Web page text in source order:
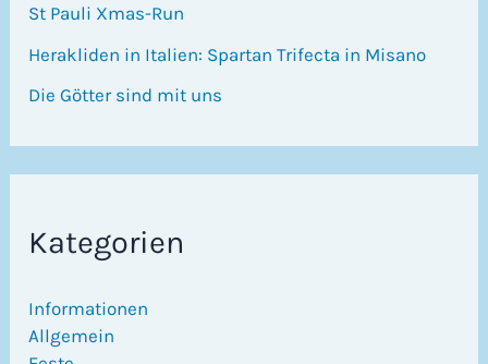
St Pauli Xmas-Run
Herakliden in Italien: Spartan Trifecta in Misano
Die Götter sind mit uns
Kategorien
Informationen
Allgemein